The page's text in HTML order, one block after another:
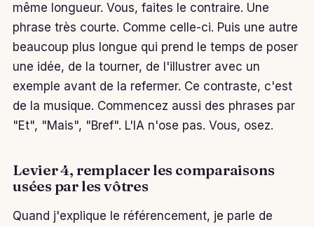
même longueur. Vous, faites le contraire. Une
phrase très courte. Comme celle-ci. Puis une autre
beaucoup plus longue qui prend le temps de poser
une idée, de la tourner, de l'illustrer avec un
exemple avant de la refermer. Ce contraste, c'est
de la musique. Commencez aussi des phrases par
"Et", "Mais", "Bref". L'IA n'ose pas. Vous, osez.
Levier 4, remplacer les comparaisons
usées par les vôtres
Quand j'explique le référencement, je parle de